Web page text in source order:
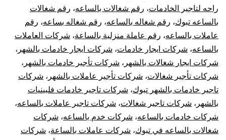
راحه لتاجير الخادمات، رقم شغالات بالساعه، رقم شغالات
بالساعه تبوك، رقم شغاله بالساعه، رقم شغاله بساعه، رقم
عاملات بالساعه، رقم عاملة منزلية بالساعة، شركات العاملات
بالساعه، شركات ايجار خادمات، شركات ايجار خادمات بالشهر ،
شركات ايجار شغالات بالشهر ، شركات تأجير خادمات بالشهر ،
شركات تأجير شغالات، شركات تأجير عاملات بالشهر ، شركات
تاجير خادمات بالشهر تبوك، شركات تاجير خادمات فلبينيات
بالشهر ، شركات تاجير شغالات، شركات تاجير عاملات بالساعه،
شركات خادمات بالساعه، شركات خدم بالساعه، شركات
شغالات بالساعه في تبوك، شركات عاملات بالساعة، شركات